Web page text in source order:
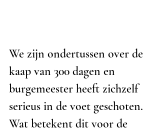
We zijn ondertussen over de
kaap van 300 dagen en
burgemeester heeft zichzelf
serieus in de voet geschoten.
Wat betekent dit voor de